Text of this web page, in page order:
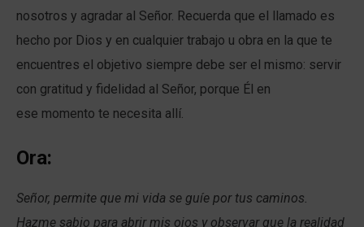
nosotros y agradar al Señor. Recuerda que el llamado es
hecho por Dios y en cualquier trabajo u obra en la que te
encuentres el objetivo siempre debe ser el mismo: servir
con gratitud y fidelidad al Señor, porque Él en
ese momento te necesita allí.
Ora:
Señor, permite que mi vida se guíe por tus caminos.
Hazme sabio para abrir mis ojos y observar que la realidad